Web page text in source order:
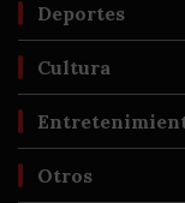
Deportes
Cultura
Otros